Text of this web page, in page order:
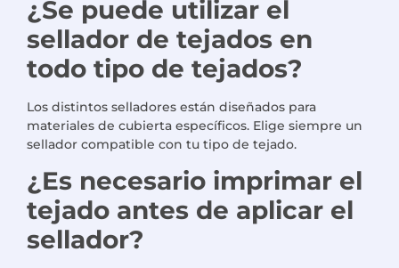
¿Se puede utilizar el
sellador de tejados en
todo tipo de tejados?
Los distintos selladores están diseñados para
materiales de cubierta específicos. Elige siempre un
sellador compatible con tu tipo de tejado.
¿Es necesario imprimar el
tejado antes de aplicar el
sellador?